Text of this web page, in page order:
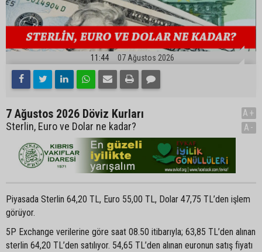
11:44 07 Ağustos 2026
7 Ağustos 2026 Döviz Kurları
Sterlin, Euro ve Dolar ne kadar?
A+
A-
Piyasada Sterlin 64,20 TL, Euro 55,00 TL, Dolar 47,75 TL’den işlem
görüyor.
5P Exchange verilerine göre saat 08.50 itibarıyla; 63,85 TL’den alınan
sterlin 64,20 TL’den satılıyor. 54,65 TL’den alınan euronun satış fiyatı